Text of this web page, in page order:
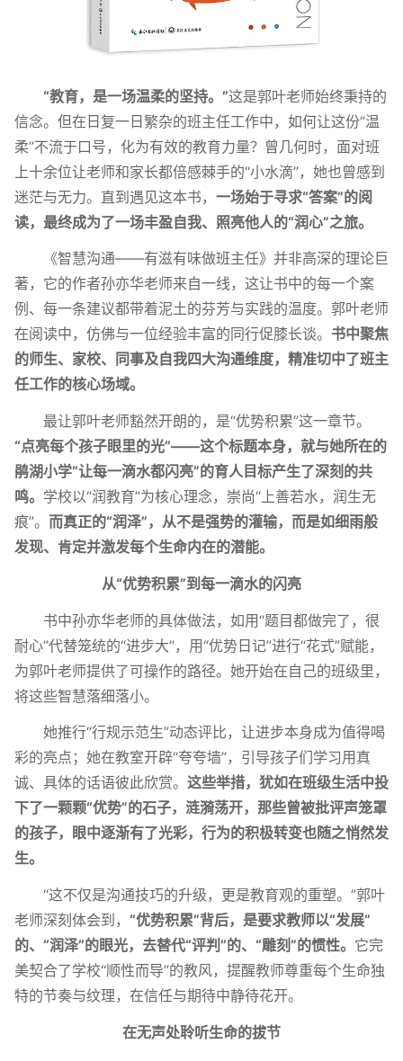
“教育，是一场温柔的坚持。”这是郭叶老师始终秉持的
信念。但在日复一日繁杂的班主任工作中，如何让这份“温
柔”不流于口号，化为有效的教育力量？曾几何时，面对班
上十余位让老师和家长都倍感棘手的“小水滴”，她也曾感到
迷茫与无力。直到遇见这本书， 一场始于寻求“答案”的阅
读，最终成为了一场丰盈自我、照亮他人的“润心”之旅。
《智慧沟通——有滋有味做班主任》并非高深的理论巨
著，它的作者孙亦华老师来自一线，这让书中的每一个案
例、每一条建议都带着泥土的芬芳与实践的温度。郭叶老师
在阅读中，仿佛与一位经验丰富的同行促膝长谈。 书中聚焦
的师生、家校、同事及自我四大沟通维度，精准切中了班主
任工作的核心场域。
最让郭叶老师豁然开朗的，是“优势积累”这一章节。
“点亮每个孩子眼里的光”——这个标题本身，就与她所在的
鹃湖小学“让每一滴水都闪亮”的育人目标产生了深刻的共
鸣。 学校以“润教育”为核心理念，崇尚“上善若水，润生无
痕”。 而真正的“润泽”，从不是强势的灌输，而是如细雨般
发现、肯定并激发每个生命内在的潜能。
从“优势积累”到每一滴水的闪亮
书中孙亦华老师的具体做法，如用“题目都做完了，很
耐心”代替笼统的“进步大”，用“优势日记”进行“花式”赋能，
为郭叶老师提供了可操作的路径。她开始在自己的班级里，
将这些智慧落细落小。
她推行“行规示范生”动态评比，让进步本身成为值得喝
彩的亮点；她在教室开辟“夸夸墙”，引导孩子们学习用真
诚、具体的话语彼此欣赏。 这些举措，犹如在班级生活中投
下了一颗颗“优势”的石子，涟漪荡开，那些曾被批评声笼罩
的孩子，眼中逐渐有了光彩，行为的积极转变也随之悄然发
生。
“这不仅是沟通技巧的升级，更是教育观的重塑。”郭叶
老师深刻体会到， “优势积累”背后，是要求教师以“发展”
的、“润泽”的眼光，去替代“评判”的、“雕刻”的惯性。 它完
美契合了学校“顺性而导”的教风，提醒教师尊重每个生命独
特的节奏与纹理，在信任与期待中静待花开。
在无声处聆听生命的拔节